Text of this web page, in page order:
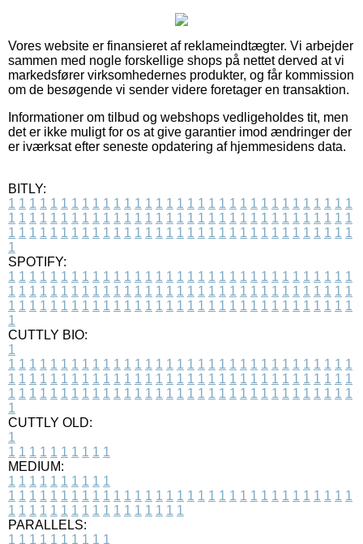
Vores website er finansieret af reklameindtægter. Vi arbejder
sammen med nogle forskellige shops på nettet derved at vi
markedsfører virksomhedernes produkter, og får kommission
om de besøgende vi sender videre foretager en transaktion.
Informationer om tilbud og webshops vedligeholdes tit, men
det er ikke muligt for os at give garantier imod ændringer der
er iværksat efter seneste opdatering af hjemmesidens data.
BITLY:
1 1 1 1 1 1 1 1 1 1 1 1 1 1 1 1 1 1 1 1 1 1 1 1 1 1 1 1 1 1 1 1 1
1 1 1 1 1 1 1 1 1 1 1 1 1 1 1 1 1 1 1 1 1 1 1 1 1 1 1 1 1 1 1 1 1
1 1 1 1 1 1 1 1 1 1 1 1 1 1 1 1 1 1 1 1 1 1 1 1 1 1 1 1 1 1 1 1 1
1
SPOTIFY:
1 1 1 1 1 1 1 1 1 1 1 1 1 1 1 1 1 1 1 1 1 1 1 1 1 1 1 1 1 1 1 1 1
1 1 1 1 1 1 1 1 1 1 1 1 1 1 1 1 1 1 1 1 1 1 1 1 1 1 1 1 1 1 1 1 1
1 1 1 1 1 1 1 1 1 1 1 1 1 1 1 1 1 1 1 1 1 1 1 1 1 1 1 1 1 1 1 1 1
1
CUTTLY BIO:
1
1 1 1 1 1 1 1 1 1 1 1 1 1 1 1 1 1 1 1 1 1 1 1 1 1 1 1 1 1 1 1 1 1
1 1 1 1 1 1 1 1 1 1 1 1 1 1 1 1 1 1 1 1 1 1 1 1 1 1 1 1 1 1 1 1 1
1 1 1 1 1 1 1 1 1 1 1 1 1 1 1 1 1 1 1 1 1 1 1 1 1 1 1 1 1 1 1 1 1
1
CUTTLY OLD:
1
1 1 1 1 1 1 1 1 1 1
MEDIUM:
1 1 1 1 1 1 1 1 1 1
1 1 1 1 1 1 1 1 1 1 1 1 1 1 1 1 1 1 1 1 1 1 1 1 1 1 1 1 1 1 1 1 1
1 1 1 1 1 1 1 1 1 1 1 1 1 1 1 1 1
PARALLELS:
1 1 1 1 1 1 1 1 1 1